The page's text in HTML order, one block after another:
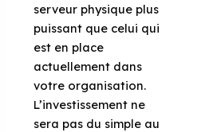
serveur physique plus
puissant que celui qui
est en place
actuellement dans
votre organisation.
L’investissement ne
sera pas du simple au